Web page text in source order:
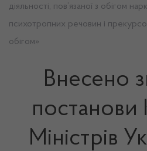
діяльності, пов’язаної з обігом
психотропних речовин і
обігом»
Внесено
постанови
Міністрів